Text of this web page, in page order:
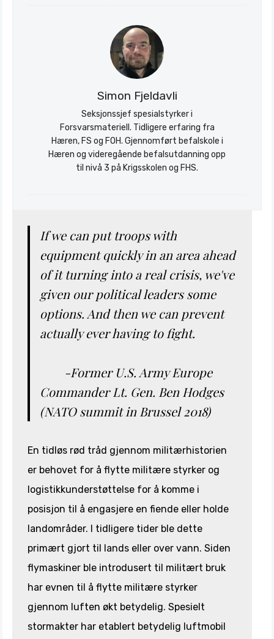
Simon Fjeldavli
Seksjonssjef spesialstyrker i
Forsvarsmateriell. Tidligere erfaring fra
Hæren, FS og FOH. Gjennomført befalskole i
Hæren og videregående befalsutdanning opp
til nivå 3 på Krigsskolen og FHS.
If we can put troops with
equipment quickly in an area ahead
of it turning into a real crisis, we've
given our political leaders some
options. And then we can prevent
actually ever having to fight.
-Former U.S. Army Europe
Commander Lt. Gen. Ben Hodges
(NATO summit in Brussel 2018)
En tidløs rød tråd gjennom militærhistorien
er behovet for å flytte militære styrker og
logistikkunderstøttelse for å komme i
posisjon til å engasjere en fiende eller holde
landområder. I tidligere tider ble dette
primært gjort til lands eller over vann. Siden
flymaskiner ble introdusert til militært bruk
har evnen til å flytte militære styrker
gjennom luften økt betydelig. Spesielt
stormakter har etablert betydelig luftmobil